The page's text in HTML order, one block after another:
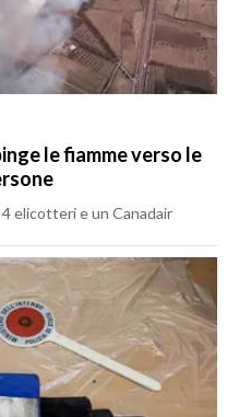
le fiamme verso le
elicotteri e un Canadair